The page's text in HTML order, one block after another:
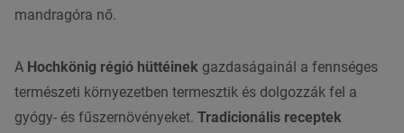
mandragóra nő.
A Hochkönig régió hüttéinek gazdaságainál a fennséges
természeti környezetben termesztik és dolgozzák fel a
gyógy- és fűszernövényeket. Tradicionális receptek